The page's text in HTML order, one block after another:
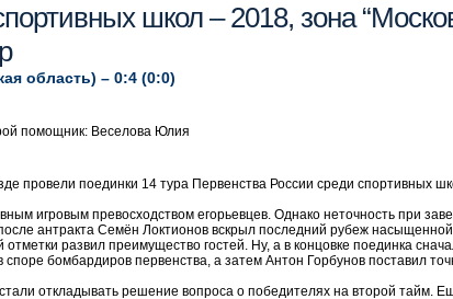
школ – 2018, зона
область) – 0:4 (0:0)
помощник: Веселова Юлия
провели поединки 14 тура Первенства России среди спортивных
игровым превосходством егорьевцев. Однако неточность при
антракта Семён Локтионов вскрыл последний рубеж
развил преимущество гостей. Ну, а в концовке поединка
бомбардиров первенства, а затем Антон Горбунов поставил
откладывать решение вопроса о победителях на второй тайм.